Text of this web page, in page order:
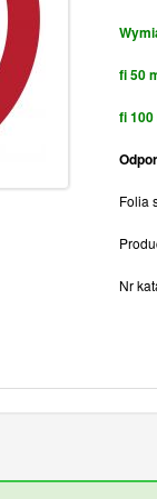
fi 50
fi 100
Folia
Nr